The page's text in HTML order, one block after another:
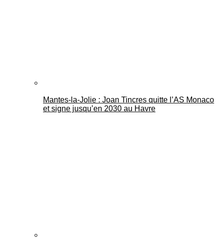
Mantes-la-Jolie : Joan Tincres quitte l’AS Monaco
et signe jusqu’en 2030 au Havre